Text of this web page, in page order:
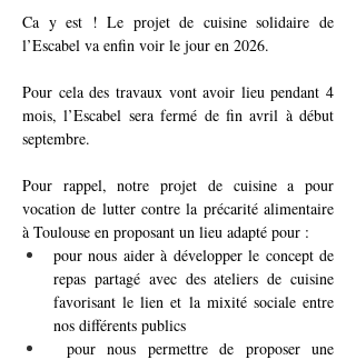
Ca y est ! Le projet de cuisine solidaire de
l’Escabel va enfin voir le jour en 2026.
Pour cela des travaux vont avoir lieu pendant 4
mois, l’Escabel sera fermé de fin avril à début
septembre.
Pour rappel, notre projet de cuisine a pour
vocation de lutter contre la précarité alimentaire
à Toulouse en proposant un lieu adapté pour :
pour nous aider à développer le concept de
repas partagé avec des ateliers de cuisine
favorisant le lien et la mixité sociale entre
nos différents publics
pour nous permettre de proposer une